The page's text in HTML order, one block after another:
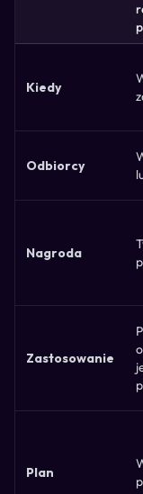
Kiedy
Odbiorcy
Nagroda
Zastosowanie
Plan